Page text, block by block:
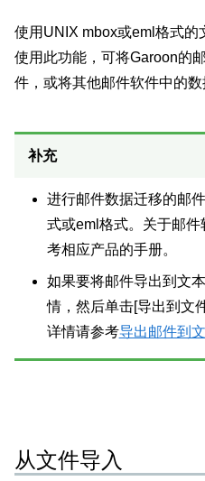
使用UNIX mbox或eml格式的
使用此功能，可将Garoon的
件，或将其他邮件软件中的数
补充
进行邮件数据迁移的邮
式或eml格式。关于邮
考相应产品的手册。
如果要将邮件导出到文
情，然后单击[导出到文件
详情请参考导出邮件到
从文件导入